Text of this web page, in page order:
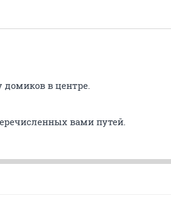
домиков в центре.
вами путей.